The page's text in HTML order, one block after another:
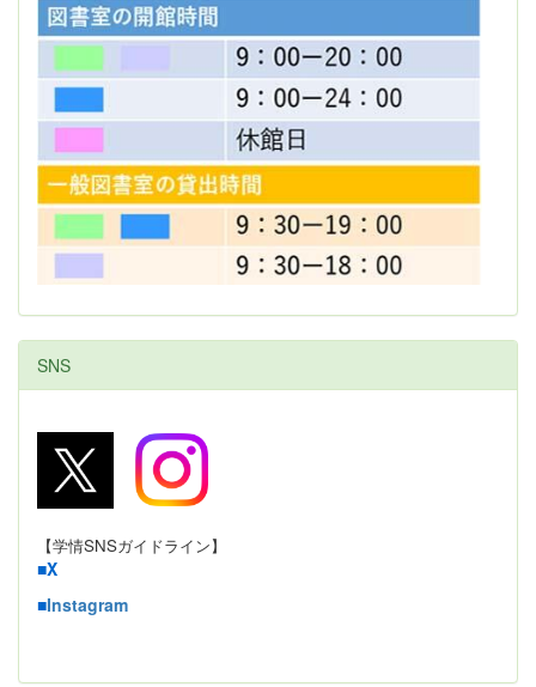
SNS
【学情SNSガイドライン】
■X
■Instagram